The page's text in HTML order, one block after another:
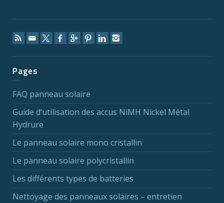
Pages
FAQ panneau solaire
Guide d’utilisation des accus NiMH Nickel Métal
Hydrure
Le panneau solaire mono cristallin
Le panneau solaire polycristallin
Les différents types de batteries
Nettoyage des panneaux solaires – entretien